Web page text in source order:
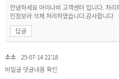
안녕하세요 아이나비 고객센터 입니다. 처
인정보라 삭제 처리하였습니다.감사합니다
답글
소소 25-07-14 22:18
비밀글 댓글내용 확인